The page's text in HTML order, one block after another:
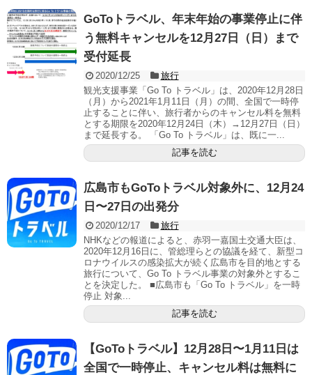
GoToトラベル、年末年始の事業停止に伴
う無料キャンセルを12月27日（日）まで
受付延長
2020/12/25
旅行
観光支援事業「Go To トラベル」は、2020年12月28日
（月）から2021年1月11日（月）の間、全国で一時停
止することに伴い、旅行者からのキャンセル料を無料
とする期限を2020年12月24日（木）→12月27日（日）
まで延長する。 「Go To トラベル」は、既に一...
記事を読む
広島市もGoToトラベル対象外に、12月24
日〜27日の出発分
2020/12/17
旅行
NHKなどの報道によると、赤羽一嘉国土交通大臣は、
2020年12月16日に、管総理らとの協議を経て、新型コ
ロナウイルスの感染拡大が続く広島市を目的地とする
旅行について、Go To トラベル事業の対象外とするこ
とを決定した。 ■広島市も「Go To トラベル」を一時
停止 対象...
記事を読む
【GoToトラベル】12月28日〜1月11日は
全国で一時停止、キャンセル料は無料に